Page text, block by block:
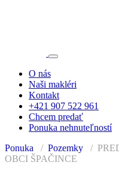
O nás
Naši makléri
Kontakt
+421 907 522 961
Chcem predať
Ponuka nehnuteľností
Ponuka
Pozemky
OBCI ŠPAČINCE